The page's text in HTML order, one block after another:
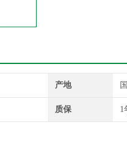
产地
质保 1